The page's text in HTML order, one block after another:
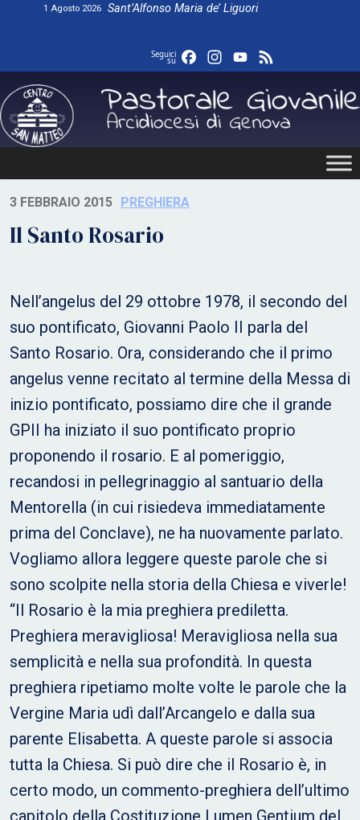
1 Agosto 2026 Sant’Alfonso Maria de’ Liguori
Seguici
su FacebookInstagram
YouTube
3 FEBBRAIO 2015 PREGHIERA
Il Santo Rosario
Nell’angelus del 29 ottobre 1978, il secondo del
suo pontificato, Giovanni Paolo II parla del
Santo Rosario. Ora, considerando che il primo
angelus venne recitato al termine della Messa di
inizio pontificato, possiamo dire che il grande
GPII ha iniziato il suo pontificato proprio
proponendo il rosario. E al pomeriggio,
recandosi in pellegrinaggio al santuario della
Mentorella (in cui risiedeva immediatamente
prima del Conclave), ne ha nuovamente parlato.
Vogliamo allora leggere queste parole che si
sono scolpite nella storia della Chiesa e viverle!
“Il Rosario è la mia preghiera prediletta.
Preghiera meravigliosa! Meravigliosa nella sua
semplicità e nella sua profondità. In questa
preghiera ripetiamo molte volte le parole che la
Vergine Maria udì dall’Arcangelo e dalla sua
parente Elisabetta. A queste parole si associa
tutta la Chiesa. Si può dire che il Rosario è, in
certo modo, un commento-preghiera dell’ultimo